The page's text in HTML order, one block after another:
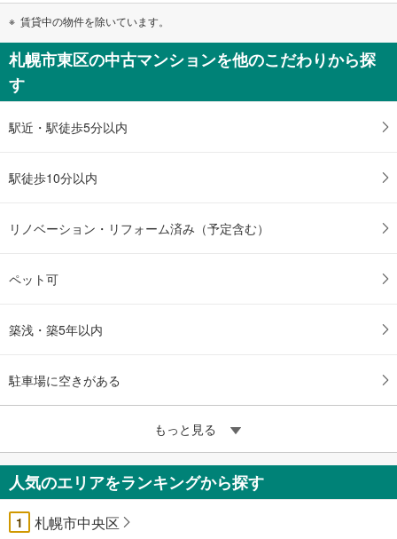
賃貸中の物件を除いています。
札幌市東区の中古マンションを他のこだわりから探
す
駅近・駅徒歩5分以内
駅徒歩10分以内
リノベーション・リフォーム済み（予定含む）
ペット可
築浅・築5年以内
駐車場に空きがある
もっと見る
人気のエリアをランキングから探す
1 札幌市中央区